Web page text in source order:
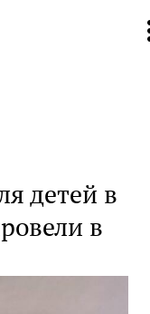
детей в
в